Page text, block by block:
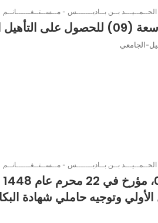
بــن بــاديـــــــس - مــســتــغــــــانــم
الجامعي
بــن بــاديـــــــس - مــســتــغــــــانــم
وتوجيه حاملي شهادة